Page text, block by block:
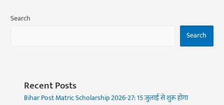
Search
Search
Recent Posts
Bihar Post Matric Scholarship 2026-27: 15 जुलाई से शुरू होगा